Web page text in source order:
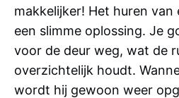
makkelijker! Het huren van
een slimme oplossing. Je
voor de deur weg, wat de
overzichtelijk houdt.
wordt hij gewoon weer